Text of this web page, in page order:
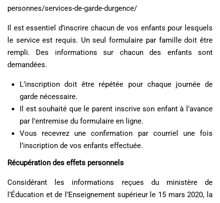
personnes/services-de-garde-durgence/
Il est essentiel d’inscrire chacun de vos enfants pour lesquels
le service est requis. Un seul formulaire par famille doit être
rempli. Des informations sur chacun des enfants sont
demandées.
L’inscription doit être répétée pour chaque journée de
garde nécessaire.
Il est souhaité que le parent inscrive son enfant à l’avance
par l’entremise du formulaire en ligne.
Vous recevrez une confirmation par courriel une fois
l’inscription de vos enfants effectuée.
Récupération des effets personnels
Considérant les informations reçues du ministère de
l’Éducation et de l’Enseignement supérieur le 15 mars 2020, la